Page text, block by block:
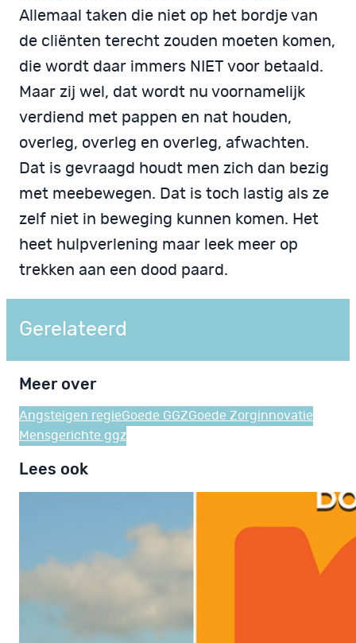
Allemaal taken die niet op het bordje van
de cliënten terecht zouden moeten komen,
die wordt daar immers NIET voor betaald.
Maar zij wel, dat wordt nu voornamelijk
verdiend met pappen en nat houden,
overleg, overleg en overleg, afwachten.
Dat is gevraagd houdt men zich dan bezig
met meebewegen. Dat is toch lastig als ze
zelf niet in beweging kunnen komen. Het
heet hulpverlening maar leek meer op
trekken aan een dood paard.
Gerelateerd
Meer over
Angsteigen regieGoede GGZGoede Zorginnovatie
Mensgerichte ggz
Lees ook